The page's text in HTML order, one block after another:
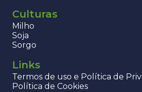
Culturas
Milho
Soja
Sorgo
Links
Termos de uso e Política de
Política de Cookies